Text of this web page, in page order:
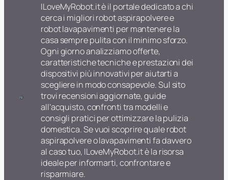
ILoveMyRobot.it è il portale dedicato a chi
cerca i migliori robot aspirapolvere e
robot lavapavimenti per mantenere la
casa sempre pulita con il minimo sforzo.
Ogni giorno analizziamo offerte,
caratteristiche tecniche e prestazioni dei
dispositivi più innovativi per aiutarti a
scegliere in modo consapevole. Sul sito
trovi recensioni aggiornate, guide
all’acquisto, confronti tra modelli e
consigli pratici per ottimizzare la pulizia
domestica. Se vuoi scoprire quale robot
aspirapolvere o lavapavimenti fa davvero
al caso tuo, ILoveMyRobot.it è la risorsa
ideale per informarti, confrontare e
risparmiare.